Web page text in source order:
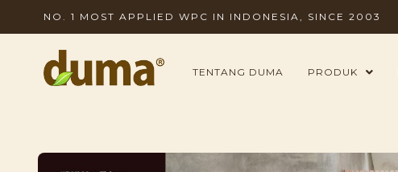
NO. 1 MOST APPLIED WPC IN INDONESIA, SINCE 2003
TENTANG DUMA PRODUK